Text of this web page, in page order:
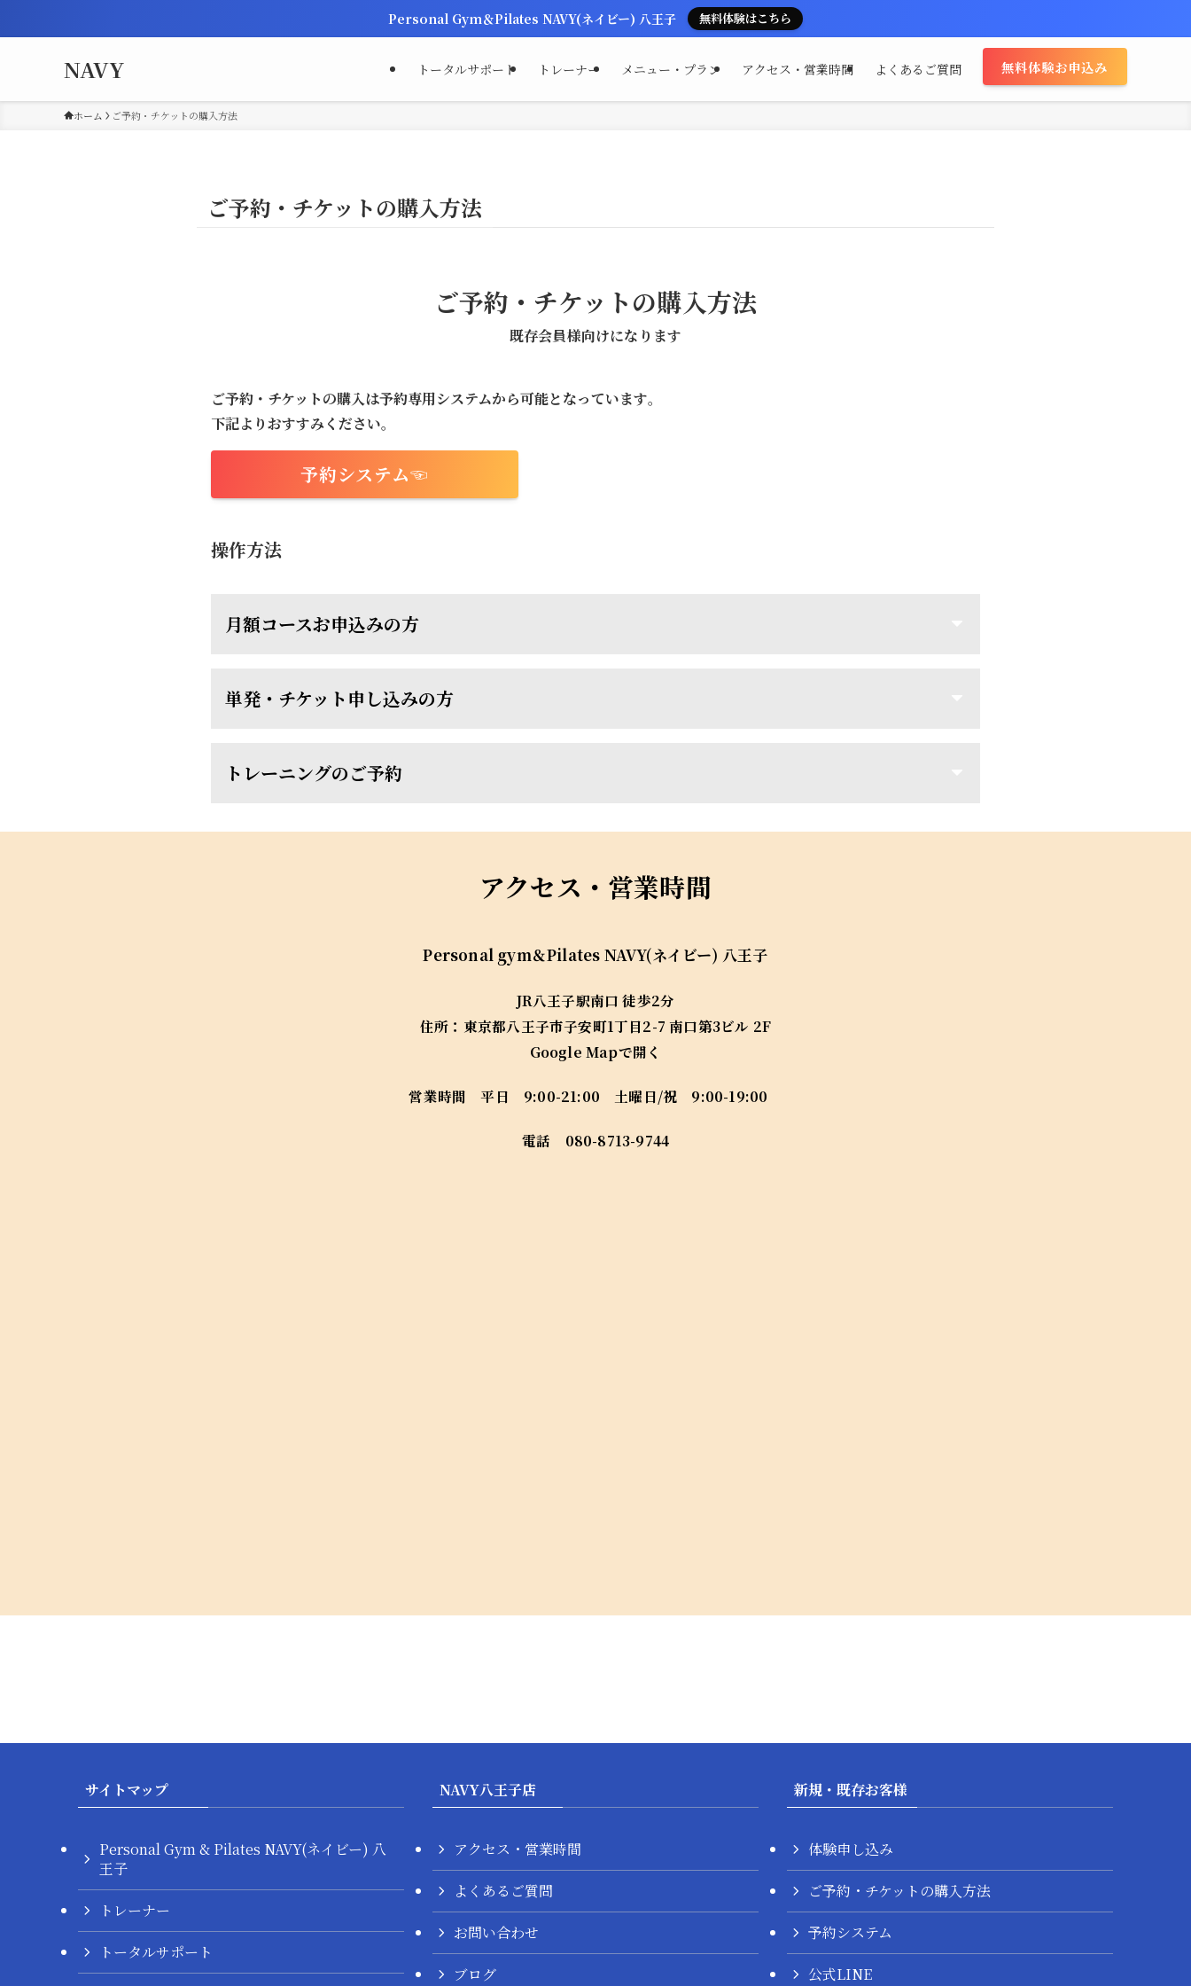
Personal Gym＆Pilates NAVY(ネイビー) 八王子 無料体験はこちら
NAVY トータルサポート トレーナー メニュー・プラン アクセス・営業時間 よくあるご質問 無料体験お申込み
ホーム ご予約・チケットの購入方法
ご予約・チケットの購入方法
ご予約・チケットの購入方法
既存会員様向けになります
ご予約・チケットの購入は予約専用システムから可能となっています。
下記よりおすすみください。
予約システム☜
操作方法
月額コースお申込みの方
単発・チケット申し込みの方
トレーニングのご予約
アクセス・営業時間
Personal gym＆Pilates NAVY(ネイビー) 八王子
JR八王子駅南口 徒歩2分
住所： 東京都八王子市子安町1丁目2-7 南口第3ビル 2F
Google Mapで開く
営業時間 平日 9:00-21:00 土曜日/祝 9:00-19:00
電話 080-8713-9744
サイトマップ
Personal Gym & Pilates NAVY(ネイビー) 八
王子
トレーナー
トータルサポート
NAVY八王子店
アクセス・営業時間
よくあるご質問
お問い合わせ
ブログ
新規・既存お客様
体験申し込み
ご予約・チケットの購入方法
予約システム
公式LINE